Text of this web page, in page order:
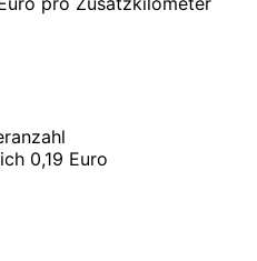
0,19 Euro